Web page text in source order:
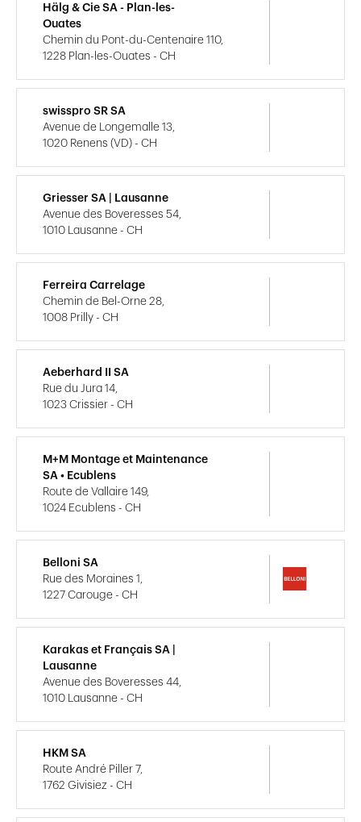
Hälg & Cie SA - Plan-les-
Ouates
Chemin du Pont-du-Centenaire 110,
1228 Plan-les-Ouates - CH
swisspro SR SA
Avenue de Longemalle 13,
1020 Renens (VD) - CH
Griesser SA | Lausanne
Avenue des Boveresses 54,
1010 Lausanne - CH
Ferreira Carrelage
Chemin de Bel-Orne 28,
1008 Prilly - CH
Aeberhard II SA
Rue du Jura 14,
1023 Crissier - CH
M+M Montage et Maintenance
SA • Ecublens
Route de Vallaire 149,
1024 Ecublens - CH
Belloni SA
Rue des Moraines 1,
1227 Carouge - CH
Karakas et Français SA |
Lausanne
Avenue des Boveresses 44,
1010 Lausanne - CH
HKM SA
Route André Piller 7,
1762 Givisiez - CH